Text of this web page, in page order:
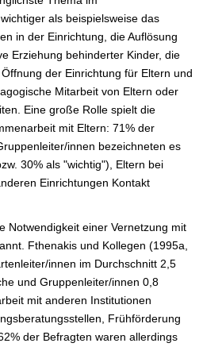
als beispielsweise das
in der Einrichtung, die Auflösung
Erziehung behinderter Kinder, die
der Einrichtung für Eltern und
Mitarbeit von Eltern oder
Eine große Rolle spielt die
mit Eltern: 71% der
innen bezeichneten es
30% als "wichtig"), Eltern bei
Einrichtungen Kontakt
Notwendigkeit einer Vernetzung mit
Fthenakis und Kollegen (1995a,
innen im Durchschnitt 2,5
und Gruppenleiter/innen 0,8
mit anderen Institutionen
Frühförderung
der Befragten waren allerdings